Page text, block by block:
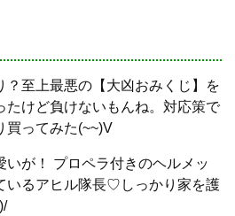
？至上最悪の【大凶おみくじ】を
たけど負けないもんね。対応策で
買ってみた(~~)V
いが！ プロペラ付きのヘルメッ
いるアヒル隊長♡しっかり家を護